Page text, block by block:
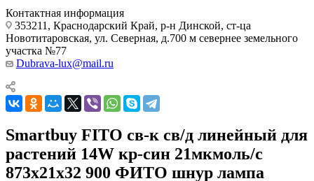
Контактная информация
353211, Краснодарский Край, р-н Динской, ст-ца
Новотитаровская, ул. Северная, д.700 м севернее земельного
участка №77
Dubrava-lux@mail.ru
Smartbuy FITO св-к св/д линейный для
растений 14W кр-син 21мкмоль/с
873x21x32 900 ФИТО шнур лампа